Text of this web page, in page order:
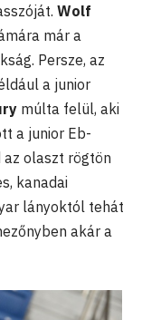
Wolf
már a
Persze, az
a junior
múlta felül, aki
a junior Eb-
az olaszt rögtön
kanadai
lányoktól tehát
akár a